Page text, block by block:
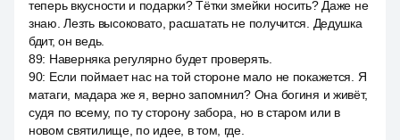
теперь вкусности и подарки? Тётки змейки носить? Даже не
знаю. Лезть высоковато, расшатать не получится. Дедушка
бдит, он ведь.
89: Наверняка регулярно будет проверять.
90: Если поймает нас на той стороне мало не покажется. Я
матаги, мадара же я, верно запомнил? Она богиня и живёт,
судя по всему, по ту сторону забора, но в старом или в
новом святилище, по идее, в том, где.